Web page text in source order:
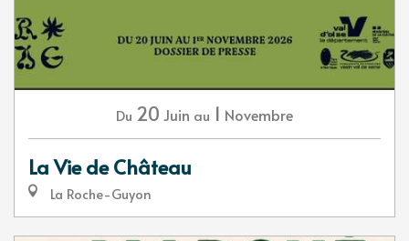
Du 20 Juin au 1 Novembre
La Vie de Château
La Roche-Guyon